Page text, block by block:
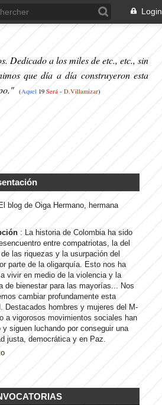
Login
Dedicado a los miles de etc., etc., sin
que día a día construyeron esta
(Aquel 19 Será - D.Villamizar)
blog de Oiga Hermano, hermana
: La historia de Colombia ha sido
entre compatriotas, la del
las riquezas y la usurpación del
parte de la oligarquía. Esto nos ha
vivir en medio de la violencia y la
de bienestar para las mayorías... Nos
cambiar profundamente esta
Destacados hombres y mujeres del M-
a vigorosos movimientos sociales han
y siguen luchando por conseguir una
justa, democrática y en Paz.